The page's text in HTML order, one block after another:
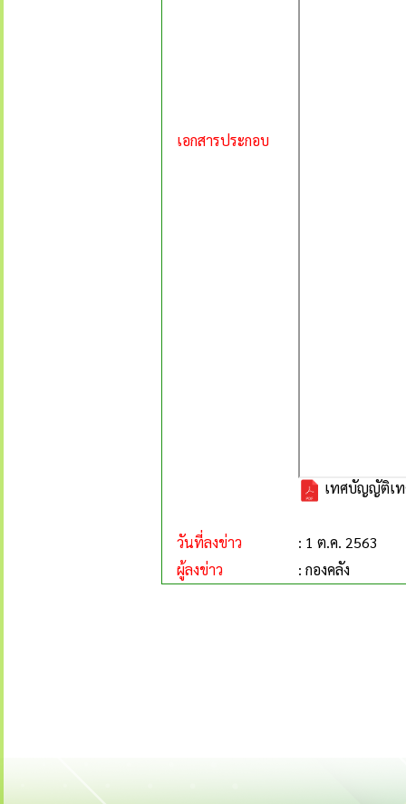
เอกสารประกอบ
เทศบัญญัติเท
วันที่ลงข่าว
: 1 ต.ค. 2563
ผู้ลงข่าว
: กองคลัง